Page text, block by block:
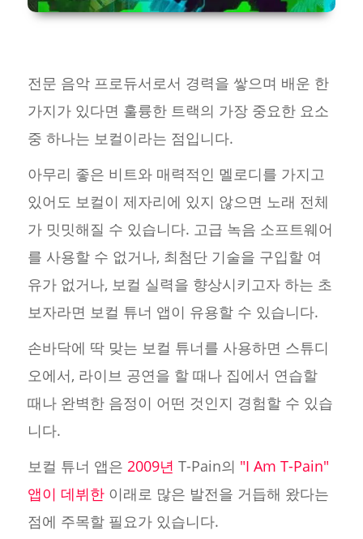
전문 음악 프로듀서로서 경력을 쌓으며 배운 한
가지가 있다면 훌륭한 트랙의 가장 중요한 요소
중 하나는 보컬이라는 점입니다.
아무리 좋은 비트와 매력적인 멜로디를 가지고
있어도 보컬이 제자리에 있지 않으면 노래 전체
가 밋밋해질 수 있습니다. 고급 녹음 소프트웨어
를 사용할 수 없거나, 최첨단 기술을 구입할 여
유가 없거나, 보컬 실력을 향상시키고자 하는 초
보자라면 보컬 튜너 앱이 유용할 수 있습니다.
손바닥에 딱 맞는 보컬 튜너를 사용하면 스튜디
오에서, 라이브 공연을 할 때나 집에서 연습할
때나 완벽한 음정이 어떤 것인지 경험할 수 있습
니다.
보컬 튜너 앱은 2009년 T-Pain의 "I Am T-Pain"
앱이 데뷔한이래로 많은 발전을 거듭해 왔다는
점에 주목할 필요가 있습니다.